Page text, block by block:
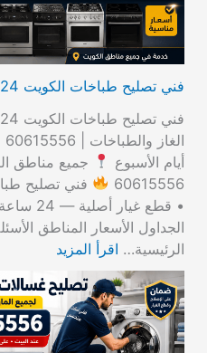
فني تصليح طباخات الكويت 24 ساعة | صيانة أفران الغاز
الغاز والطباخات | 60615556
أيام الأسبوع
جميع مناطق
60615556
فني تصليح
• قطع
الجداول الأسعار المناطق
الرئيسية… اقرأ المزيد